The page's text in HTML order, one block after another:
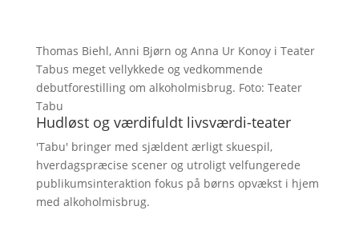
Thomas Biehl, Anni Bjørn og Anna Ur Konoy i Teater
Tabus meget vellykkede og vedkommende
debutforestilling om alkoholmisbrug. Foto: Teater
Tabu
Hudløst og værdifuldt livsværdi-teater
'Tabu' bringer med sjældent ærligt skuespil,
hverdagspræcise scener og utroligt velfungerede
publikumsinteraktion fokus på børns opvækst i hjem
med alkoholmisbrug.